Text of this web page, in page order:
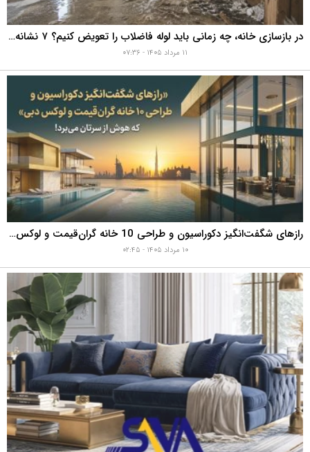
در بازسازی خانه، چه زمانی باید لوله فاضلاب را تعویض کنیم؟ ۷ نشانه‌ای که نباید نادیده بگیرید
رازهای شگفت‌انگیز دکوراسیون و طراحی 10 خانه گران‌قیمت و لوکس دبی که هوش از سرتان می‌برد!